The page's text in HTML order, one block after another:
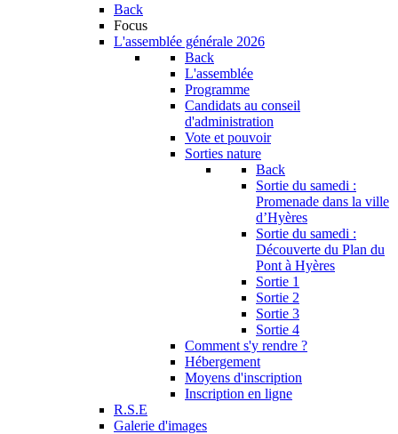
Back
Focus
L'assemblée générale 2026
Back
L'assemblée
Programme
Candidats au conseil
d'administration
Vote et pouvoir
Sorties nature
Back
Sortie du samedi :
Promenade dans la ville
d’Hyères
Sortie du samedi :
Découverte du Plan du
Pont à Hyères
Sortie 1
Sortie 2
Sortie 3
Sortie 4
Comment s'y rendre ?
Hébergement
Moyens d'inscription
Inscription en ligne
R.S.E
Galerie d'images